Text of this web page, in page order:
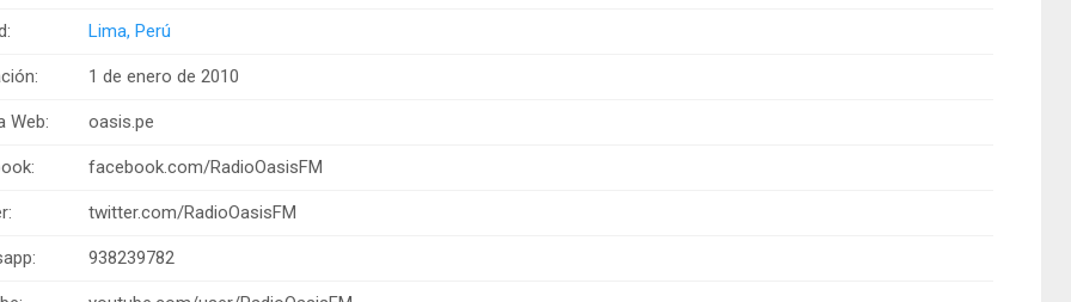
Lima, Perú
1 de enero de 2010
Web: oasis.pe
facebook.com/RadioOasisFM
twitter.com/RadioOasisFM
938239782